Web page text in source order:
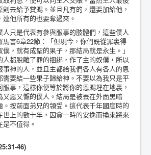
去給予賞賜。並且凡有的，還要加給他，
他所有的也要奪過來。
只是代表有參與服事的肢體們，這些僕人
馬書6章22節：「但現今，你們既從罪裏得
，就有成聖的果子，那結局就是永生。」
人都脫離了罪的捆綁，作了主的奴僕，所以
神的人，並且主都給我們各人有各人的恩
需要結一些果子歸給神。不要以為我只是平
事，這樣你便等於將你的恩賜埋在地裏，
又惡又懶的僕人。結局是被丟在外面黑暗
按前面弟兄的領受。這代表千年國度時的
世上的數十年，因貪一時的安逸而換來將來
不值得。
46)